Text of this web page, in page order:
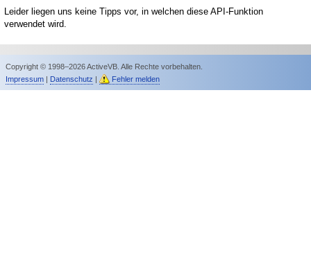
Leider liegen uns keine Tipps vor, in welchen diese API-Funktion
verwendet wird.
Copyright © 1998–2026 ActiveVB. Alle Rechte vorbehalten.
Impressum| Datenschutz | Fehler melden